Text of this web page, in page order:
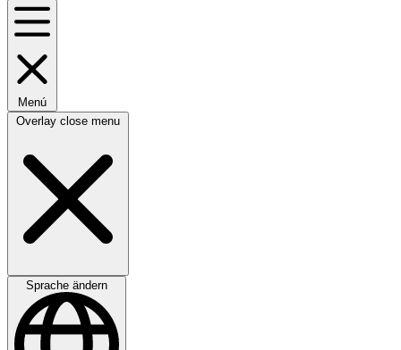
Menú
Overlay close menu
Sprache ändern